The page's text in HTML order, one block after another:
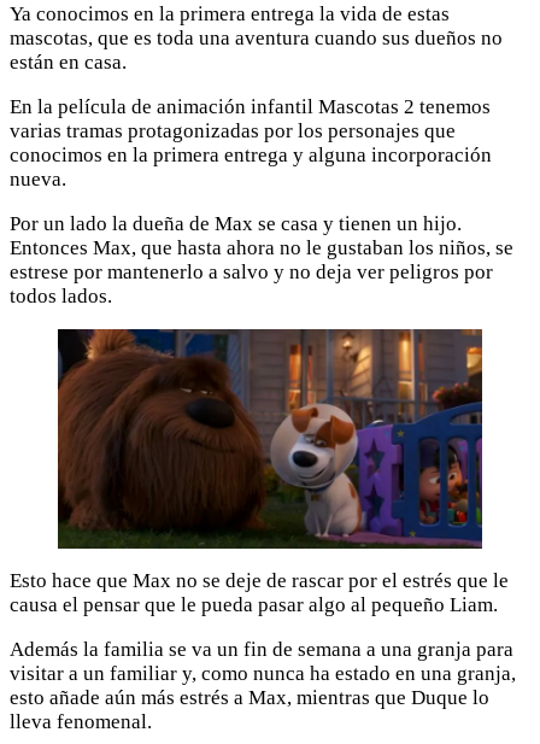
Ya conocimos en la primera entrega la vida de estas
mascotas, que es toda una aventura cuando sus dueños no
están en casa.
En la película de animación infantil Mascotas 2 tenemos
varias tramas protagonizadas por los personajes que
conocimos en la primera entrega y alguna incorporación
nueva.
Por un lado la dueña de Max se casa y tienen un hijo.
Entonces Max, que hasta ahora no le gustaban los niños, se
estrese por mantenerlo a salvo y no deja ver peligros por
todos lados.
Esto hace que Max no se deje de rascar por el estrés que le
causa el pensar que le pueda pasar algo al pequeño Liam.
Además la familia se va un fin de semana a una granja para
visitar a un familiar y, como nunca ha estado en una granja,
esto añade aún más estrés a Max, mientras que Duque lo
lleva fenomenal.